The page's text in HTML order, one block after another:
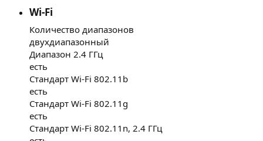
Wi-Fi​
Количество диапазонов
двухдиапазонный
Диапазон 2.4 ГГц
есть
Стандарт Wi-Fi 802.11b
есть
Стандарт Wi-Fi 802.11g
есть
Стандарт Wi-Fi 802.11n, 2.4 ГГц